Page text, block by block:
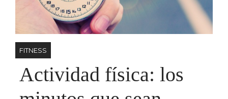
FITNESS
Actividad física: los